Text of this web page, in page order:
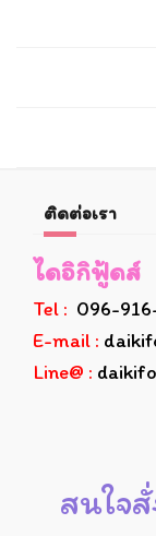
ติดต่อเรา
ไดอิกิฟู้ดส์
Tel : 096-
E-mail :
Line@ :
สนใจ